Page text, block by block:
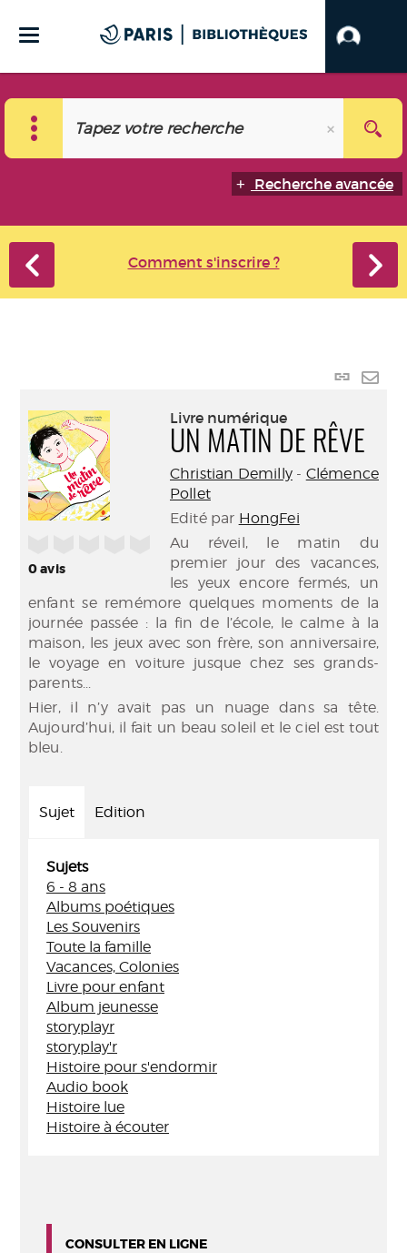
Recherche avancée
Comment s'inscrire ?
Lien
0avis
Livre numérique
UN MATIN DE RÊVE
Christian Demilly- Clémence
Pollet
Edité par HongFei
Au réveil, le matin du
premier jour des vacances,
les yeux encore fermés, un
enfant se remémore quelques moments de la
journée passée : la fin de l’école, le calme à la
maison, les jeux avec son frère, son anniversaire,
le voyage en voiture jusque chez ses grands-
parents...
Hier, il n’y avait pas un nuage dans sa tête.
Aujourd’hui, il fait un beau soleil et le ciel est tout
bleu.
Sujet Edition
Sujets
6 - 8 ans
Albums poétiques
Les Souvenirs
Toute la famille
Vacances, Colonies
Livre pour enfant
Album jeunesse
storyplayr
storyplay'r
Histoire pour s'endormir
Audio book
Histoire lue
Histoire à écouter
CONSULTER EN LIGNE